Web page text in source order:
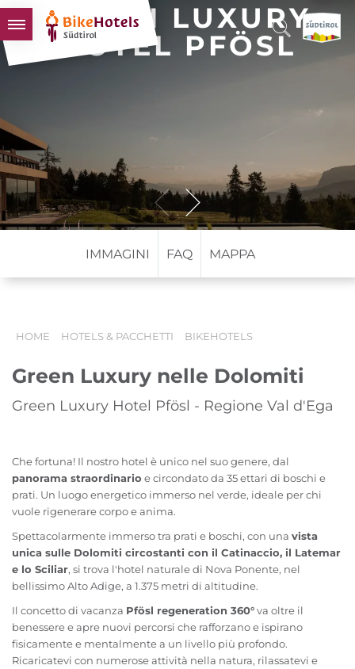
L'ALTO ADIGE & NOI
INFO UTILI
GREEN LUXURY
HOTEL PFÖSL
IMMAGINI FAQ MAPPA
HOME HOTELS & PACCHETTI BIKEHOTELS
Green Luxury nelle Dolomiti
Green Luxury Hotel Pfösl - Regione Val d'Ega
Che fortuna! Il nostro hotel è unico nel suo genere, dal
panorama straordinario e circondato da 35 ettari di boschi e
prati. Un luogo energetico immerso nel verde, ideale per chi
vuole rigenerare corpo e anima.
Spettacolarmente immerso tra prati e boschi, con una vista
unica sulle Dolomiti circostanti con il Catinaccio, il Latemar
e lo Sciliar, si trova l'hotel naturale di Nova Ponente, nel
bellissimo Alto Adige, a 1.375 metri di altitudine.
Il concetto di vacanza Pfösl regeneration 360°va oltre il
benessere e apre nuovi percorsi che rafforzano e ispirano
fisicamente e mentalmente a un livello più profondo.
Ricaricatevi con numerose attività nella natura, rilassatevi e